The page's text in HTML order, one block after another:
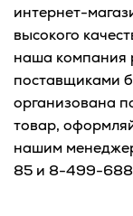
интернет-
высокого
наша компания
поставщиками
организована
товар,
нашим
85 и 8-499-